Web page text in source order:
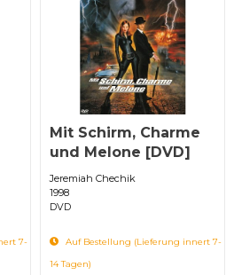
7-
Mit Schirm, Charme
und Melone [DVD]
Jeremiah Chechik
1998
DVD
Auf Bestellung (Lieferung innert 7-
14 Tagen)